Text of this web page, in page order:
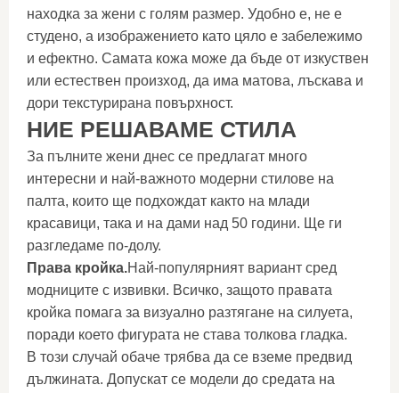
находка за жени с голям размер. Удобно е, не е
студено, а изображението като цяло е забележимо
и ефектно. Самата кожа може да бъде от изкуствен
или естествен произход, да има матова, лъскава и
дори текстурирана повърхност.
НИЕ РЕШАВАМЕ СТИЛА
За пълните жени днес се предлагат много
интересни и най-важното модерни стилове на
палта, които ще подхождат както на млади
красавици, така и на дами над 50 години. Ще ги
разгледаме по-долу.
Права кройка.Най-популярният вариант сред
модниците с извивки. Всичко, защото правата
кройка помага за визуално разтягане на силуета,
поради което фигурата не става толкова гладка.
В този случай обаче трябва да се вземе предвид
дължината. Допускат се модели до средата на